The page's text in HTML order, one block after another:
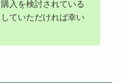
入を検討されている
ていただければ幸い